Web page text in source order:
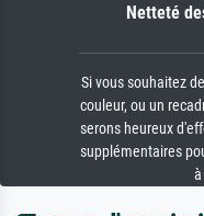
Netteté
Si vous souhaitez
couleur, ou un
serons heureux
supplémentaires